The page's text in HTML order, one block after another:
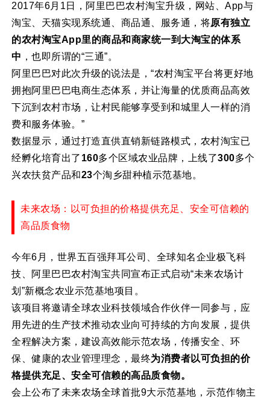
2017年6月1日，阿里巴巴农村淘宝升级，网站、App与
淘宝、天猫实现系统通、商品通、服务通，将原有独立
的农村淘宝App里的商品和商家统一到大淘宝的体系
中 ，也即所谓的“三通”。
阿里巴巴对此次升级的说法是，“农村淘宝平台将更好地
拥抱阿里巴巴电商生态体系，并让海量的优质商品高效
下沉到农村市场，让村民能够享受到和城里人一样的消
费和服务体验。”
数据显示，通过打造直供直销新链路模式，农村淘宝已
经孵化培育出了 160多个区域农业品牌，上线了300多个
兴农扶贫产品和23个淘乡甜种植示范基地。
未来农场：以可负担的价格提供充足、安全可信赖的
高品质食物
今年6月，世界五百强拜耳公司、全球知名企业极飞科
技、阿里巴巴农村淘宝共同宣布正式启动“未来农场计
划”新概念农业示范基地项目。
该项目将邀请全球农业科技领域合作伙伴一同参与，应
用先进的生产技术推动农业向可持续的方向发展，提供
全程解决方案，建设高效能示范农场，传播安全、环
保、健康的农业管理理念，最终为消费者以可负担的价
格提供充足、安全可信赖的高品质食物。
会上公布了未来农场全球首批9大示范基地，示范作物主